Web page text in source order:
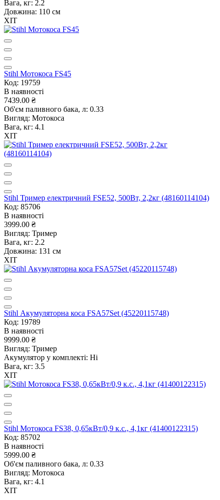
Вага, кг: 2.2
Довжина: 110 см
ХІТ
Stihl Мотокоса FS45
Код: 19759
В наявності
7439.00 ₴
Об'єм паливного бака, л: 0.33
Вигляд: Мотокоса
Вага, кг: 4.1
ХІТ
Stihl Тример електричний FSE52, 500Вт, 2,2кг (48160114104)
Код: 85706
В наявності
3999.00 ₴
Вигляд: Тример
Вага, кг: 2.2
Довжина: 131 см
ХІТ
Stihl Акумуляторна коса FSA57Set (45220115748)
Код: 19789
В наявності
9999.00 ₴
Вигляд: Тример
Акумулятор у комплекті: Ні
Вага, кг: 3.5
ХІТ
Stihl Мотокоса FS38, 0,65кВт/0,9 к.с., 4,1кг (41400122315)
Код: 85702
В наявності
5999.00 ₴
Об'єм паливного бака, л: 0.33
Вигляд: Мотокоса
Вага, кг: 4.1
ХІТ